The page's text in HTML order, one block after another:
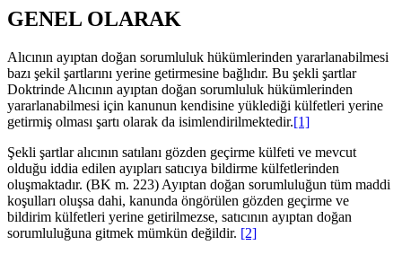
GENEL OLARAK
Alıcının ayıptan doğan sorumluluk hükümlerinden yararlanabilmesi
bazı şekil şartlarını yerine getirmesine bağlıdır. Bu şekli şartlar
Doktrinde Alıcının ayıptan doğan sorumluluk hükümlerinden
yararlanabilmesi için kanunun kendisine yüklediği külfetleri yerine
getirmiş olması şartı olarak da isimlendirilmektedir.[1]
Şekli şartlar alıcının satılanı gözden geçirme külfeti ve mevcut
olduğu iddia edilen ayıpları satıcıya bildirme külfetlerinden
oluşmaktadır. (BK m. 223) Ayıptan doğan sorumluluğun tüm maddi
koşulları oluşsa dahi, kanunda öngörülen gözden geçirme ve
bildirim külfetleri yerine getirilmezse, satıcının ayıptan doğan
sorumluluğuna gitmek mümkün değildir. [2]